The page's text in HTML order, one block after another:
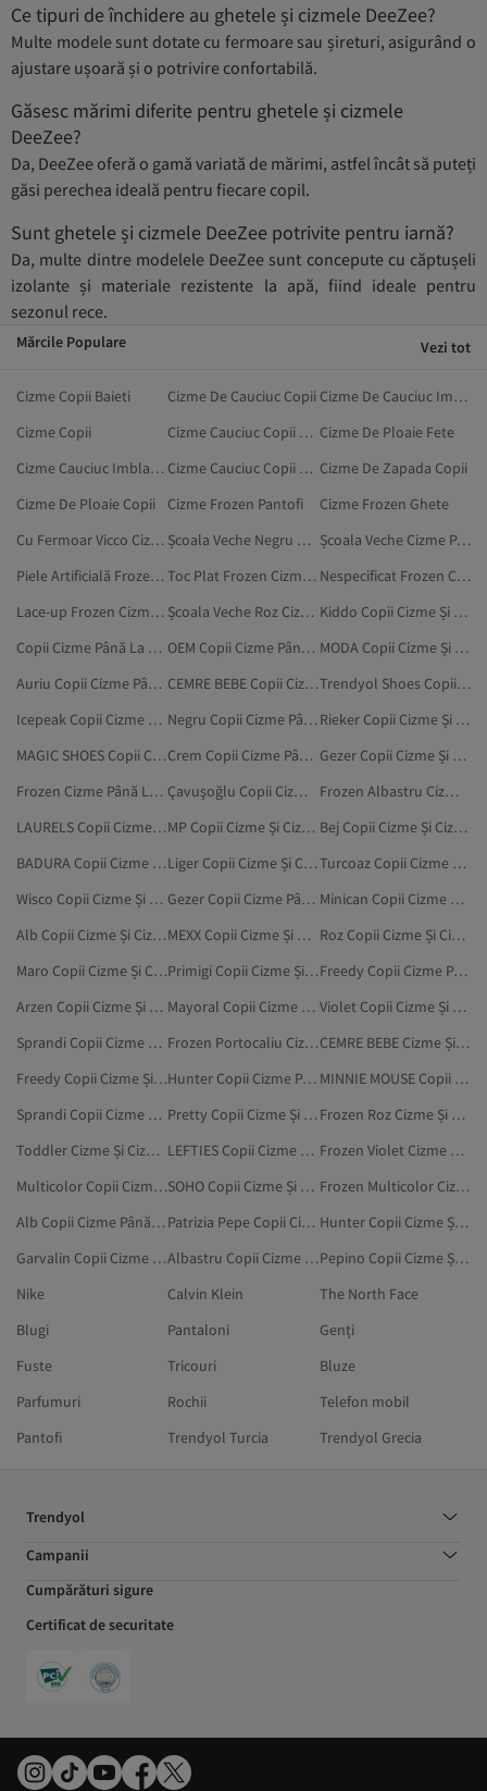
Ce tipuri de închidere au ghetele și cizmele DeeZee?
Multe modele sunt dotate cu fermoare sau șireturi, asigurând o
ajustare ușoară și o potrivire confortabilă.
Găsesc mărimi diferite pentru ghetele și cizmele
DeeZee?
Da, DeeZee oferă o gamă variată de mărimi, astfel încât să puteți
găsi perechea ideală pentru fiecare copil.
Sunt ghetele și cizmele DeeZee potrivite pentru iarnă?
Da, multe dintre modelele DeeZee sunt concepute cu căptușeli
izolante și materiale rezistente la apă, fiind ideale pentru
sezonul rece.
Mărcile Populare Vezi tot
Cizme Copii Baieti Cizme De Cauciuc Copii
Cizme De Cauciuc Imblanite Copii
Cizme Copii
Cizme Cauciuc Copii Marimea 22 Cizme De Ploaie Fete
Cizme Cauciuc Imblanite Copii
Cizme Cauciuc Copii Marimea 21 Cizme De Zapada Copii
Cizme De Ploaie Copii
Cizme Frozen Pantofi
Cizme Frozen Ghete
Cu Fermoar Vicco Cizme Până La Genunchi
Școala Veche Negru Cizme Până La Genunchi
Școala Veche Cizme Până La Genunchi
Piele Artificială Frozen Cizme Până La Genunchi
Toc Plat Frozen Cizme Până La Genunchi
Nespecificat Frozen Cizme Până La Genunchi
Lace-up Frozen Cizme Până La Genunchi
Școala Veche Roz Cizme Până La Genunchi
Kiddo Copii Cizme Și Cizme Până La Genunchi
Copii Cizme Până La Genunchi
OEM Copii Cizme Până La Genunchi
MODA Copii Cizme Și Cizme Până La Genunchi
Auriu Copii Cizme Până La Genunchi
CEMRE BEBE Copii Cizme Și Cizme Până La Genunchi
Trendyol Shoes Copii Cizme Și Cizme Până La Genunchi
Icepeak Copii Cizme Și Cizme Până La Genunchi
Negru Copii Cizme Până La Genunchi
Rieker Copii Cizme Și Cizme Până La Genunchi
MAGIC SHOES Copii Cizme Și Cizme Până La Genunchi
Crem Copii Cizme Până La Genunchi
Gezer Copii Cizme Și Cizme Până La Genunchi
Frozen Cizme Până La Genunchi
Çavuşoğlu Copii Cizme Și Cizme Până La Genunchi
Frozen Albastru Cizme Și Cizme Până La Genunchi
LAURELS Copii Cizme Și Cizme Până La Genunchi
MP Copii Cizme Și Cizme Până La Genunchi
Bej Copii Cizme Și Cizme Până La Genunchi
BADURA Copii Cizme Și Cizme Până La Genunchi
Liger Copii Cizme Și Cizme Până La Genunchi
Turcoaz Copii Cizme Și Cizme Până La Genunchi
Wisco Copii Cizme Și Cizme Până La Genunchi
Gezer Copii Cizme Până La Genunchi
Minican Copii Cizme Și Cizme Până La Genunchi
Alb Copii Cizme Și Cizme Până La Genunchi
MEXX Copii Cizme Și Cizme Până La Genunchi
Roz Copii Cizme Și Cizme Până La Genunchi
Maro Copii Cizme Și Cizme Până La Genunchi
Primigi Copii Cizme Și Cizme Până La Genunchi
Freedy Copii Cizme Până La Genunchi
Arzen Copii Cizme Și Cizme Până La Genunchi
Mayoral Copii Cizme Și Cizme Până La Genunchi
Violet Copii Cizme Și Cizme Până La Genunchi
Sprandi Copii Cizme Și Cizme Până La Genunchi
Frozen Portocaliu Cizme Și Cizme Până La Genunchi
CEMRE BEBE Cizme Și Cizme Până La Genunchi
Freedy Copii Cizme Și Cizme Până La Genunchi
Hunter Copii Cizme Până La Genunchi
MINNIE MOUSE Copii Cizme Și Cizme Până La Genunchi
Sprandi Copii Cizme Până La Genunchi
Pretty Copii Cizme Și Cizme Până La Genunchi
Frozen Roz Cizme Și Cizme Până La Genunchi
Toddler Cizme Și Cizme Până La Genunchi
LEFTIES Copii Cizme Și Cizme Până La Genunchi
Frozen Violet Cizme Și Cizme Până La Genunchi
Multicolor Copii Cizme Și Cizme Până La Genunchi
SOHO Copii Cizme Și Cizme Până La Genunchi
Frozen Multicolor Cizme Și Cizme Până La Genunchi
Alb Copii Cizme Până La Genunchi
Patrizia Pepe Copii Cizme Și Cizme Până La Genunchi
Hunter Copii Cizme Și Cizme Până La Genunchi
Garvalin Copii Cizme Și Cizme Până La Genunchi
Albastru Copii Cizme Și Cizme Până La Genunchi
Pepino Copii Cizme Și Cizme Până La Genunchi
Nike
Calvin Klein
The North Face
Blugi
Pantaloni
Genți
Fuste
Tricouri
Bluze
Parfumuri
Rochii
Telefon mobil
Pantofi
Trendyol Turcia Trendyol Grecia
Trendyol
Campanii
Cumpărături sigure
Certificat de securitate